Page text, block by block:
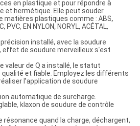
en plastique et pour répondre à
et hermétique. Elle peut souder
matières plastiques comme : ABS,
PVC, EN NYLON, NORYL, ACÉTAL,
installé, avec la soudure
de soudure merveilleux s'est
valeur de Q a installé, le statut
et fiable. Employez les différents
l'application de soudure
automatique de surcharge.
klaxon de soudure de contrôle
résonance quand la charge, déchargent,